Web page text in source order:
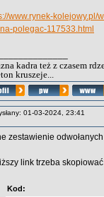
www.rynek-
polegac-117533.html
kadra też z czasem
kruszeje...
01-03-2024, 23:41
zestawienie
link trzeba
Kod: